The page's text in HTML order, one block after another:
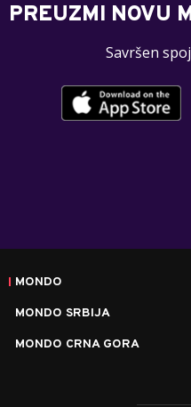
PREUZMI NOVU
Savršen
MONDO
MONDO SRBIJA
MONDO CRNA GORA